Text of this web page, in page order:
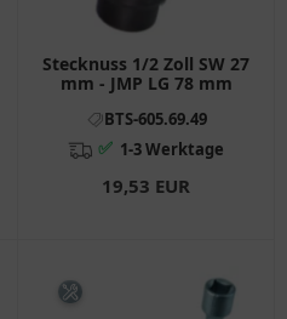
Stecknuss 1/2 Zoll SW 27
mm - JMP LG 78 mm
BTS-605.69.49
✅ 1-3 Werktage
19,53 EUR